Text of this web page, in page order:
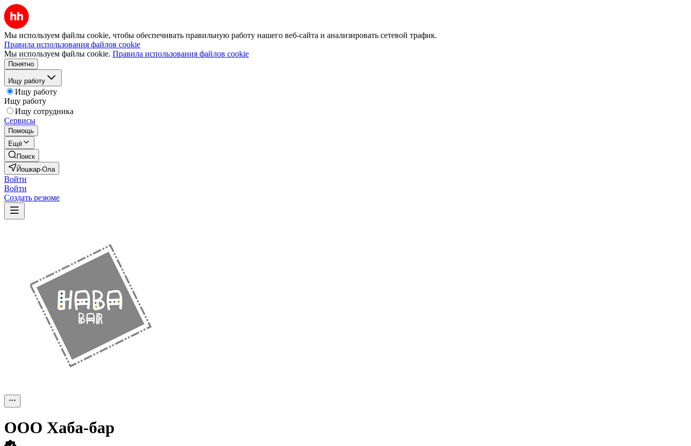
Мы используем файлы cookie, чтобы обеспечивать правильную работу нашего веб-сайта и анализировать сетевой трафик.
Правила использования файлов cookie
Мы используем файлы cookie. Правила использования файлов cookie
Понятно
Ищу работу
Ищу работу
Ищу работу
Ищу сотрудника
Сервисы
Помощь
Ещё
Поиск
Йошкар-Ола
Войти
Войти
Создать резюме
ООО Хаба-бар